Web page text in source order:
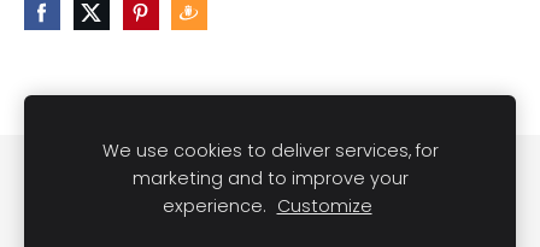
Noteikumi
Kontakti
Sveču lietošanas noteikumi
Sīkdatnes
We use cookies to deliver services, for
marketing and to improve your
experience. Customize